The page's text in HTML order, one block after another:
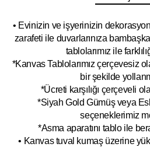
• Evinizin ve işyerinizin
zarafeti ile duvarlarınıza
tablolarımız ile
*Kanvas Tablolarımız çerçevesiz
bir şekilde
*Ücreti karşılığı çerçeveli
*Siyah Gold Gümüş veya
seçeneklerimiz
*Asma aparatını tablo ile
• Kanvas tuval kumaş üzerine